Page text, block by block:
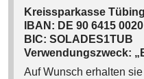
Kreissparkasse
IBAN: DE 90 6415
BIC: SOLADES1TUB
Verwendungszweck:
Auf Wunsch erhalten